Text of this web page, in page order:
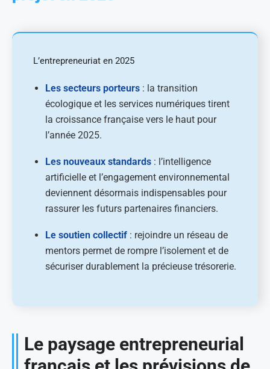
L’entrepreneuriat en 2025
Les secteurs porteurs : la transition
écologique et les services numériques tirent
la croissance française vers le haut pour
l’année 2025.
Les nouveaux standards : l’intelligence
artificielle et l’engagement environnemental
deviennent désormais indispensables pour
rassurer les futurs partenaires financiers.
Le soutien collectif : rejoindre un réseau de
mentors permet de rompre l’isolement et de
sécuriser durablement la précieuse trésorerie.
Le paysage entrepreneurial